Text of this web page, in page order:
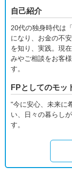
自己紹介
20代の独身時代は
になり、お金の不
を知り、実践。現
みやご相談をお客
す。
FPとしてのモッ
"今に安心、未来に
い、日々の暮らし
す。